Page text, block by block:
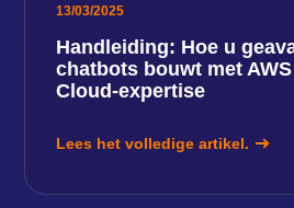
13/03/2025
Handleiding: Hoe u
chatbots bouwt met
Cloud-expertise
Lees het volledige artikel.